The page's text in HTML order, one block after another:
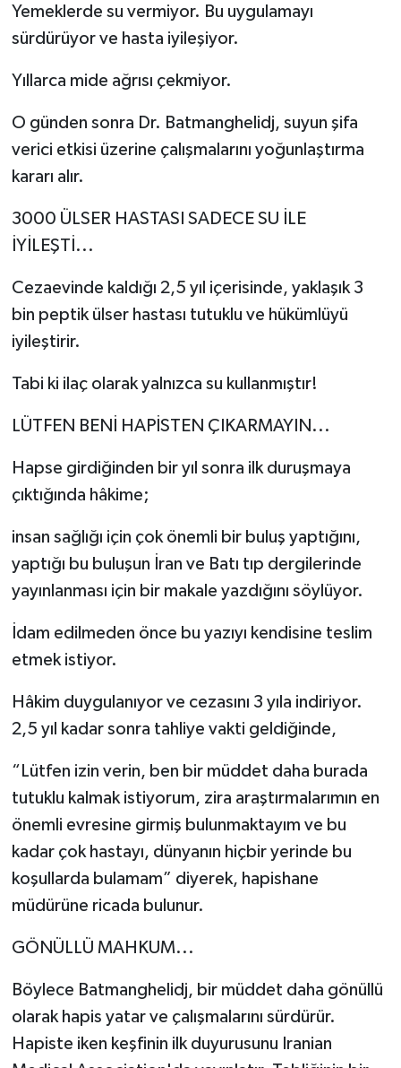
Yemeklerde su vermiyor. Bu uygulamayı
sürdürüyor ve hasta iyileşiyor.
Yıllarca mide ağrısı çekmiyor.
O günden sonra Dr. Batmanghelidj, suyun şifa
verici etkisi üzerine çalışmalarını yoğunlaştırma
kararı alır.
3000 ÜLSER HASTASI SADECE SU İLE
İYİLEŞTİ...
Cezaevinde kaldığı 2,5 yıl içerisinde, yaklaşık 3
bin peptik ülser hastası tutuklu ve hükümlüyü
iyileştirir.
Tabi ki ilaç olarak yalnızca su kullanmıştır!
LÜTFEN BENİ HAPİSTEN ÇIKARMAYIN...
Hapse girdiğinden bir yıl sonra ilk duruşmaya
çıktığında hâkime;
insan sağlığı için çok önemli bir buluş yaptığını,
yaptığı bu buluşun İran ve Batı tıp dergilerinde
yayınlanması için bir makale yazdığını söylüyor.
İdam edilmeden önce bu yazıyı kendisine teslim
etmek istiyor.
Hâkim duygulanıyor ve cezasını 3 yıla indiriyor.
2,5 yıl kadar sonra tahliye vakti geldiğinde,
“Lütfen izin verin, ben bir müddet daha burada
tutuklu kalmak istiyorum, zira araştırmalarımın en
önemli evresine girmiş bulunmaktayım ve bu
kadar çok hastayı, dünyanın hiçbir yerinde bu
koşullarda bulamam” diyerek, hapishane
müdürüne ricada bulunur.
GÖNÜLLÜ MAHKUM...
Böylece Batmanghelidj, bir müddet daha gönüllü
olarak hapis yatar ve çalışmalarını sürdürür.
Hapiste iken keşfinin ilk duyurusunu Iranian